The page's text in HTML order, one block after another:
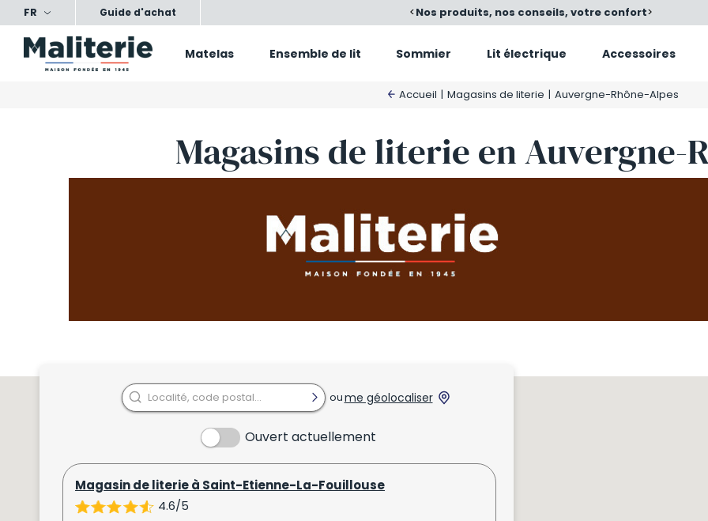
FR Guide d'achat <
nos conseils, votre confort Nos produits, nos conseils, votre confort>
Matelas Ensemble de lit Sommier Lit électrique Accessoires
Accueil | Magasins de literie | Auvergne-Rhône-Alpes
Magasins de literie en Auvergne-
oume géolocaliser
Ouvert actuellement
Magasin de literie à Saint-Etienne-La-Fouillouse
4.6/5